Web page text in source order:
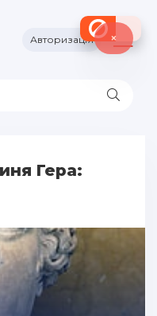
Авторизація
Гера:
×